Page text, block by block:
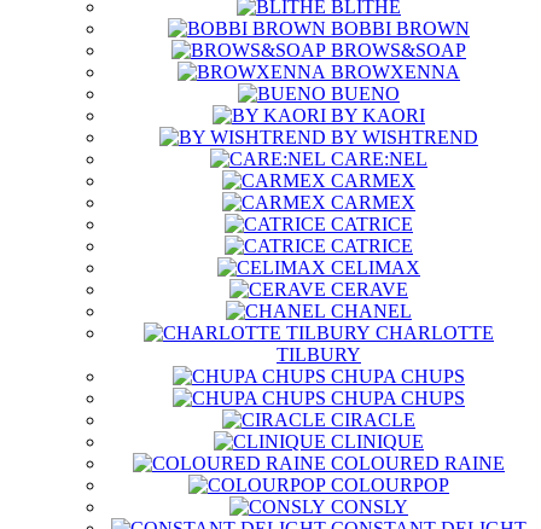
BLITHE
BOBBI BROWN
BROWS&SOAP
BROWXENNA
BUENO
BY KAORI
BY WISHTREND
CARE:NEL
CARMEX
CARMEX
CATRICE
CATRICE
CELIMAX
CERAVE
CHANEL
CHARLOTTE
TILBURY
CHUPA CHUPS
CHUPA CHUPS
CIRACLE
CLINIQUE
COLOURED RAINE
COLOURPOP
CONSLY